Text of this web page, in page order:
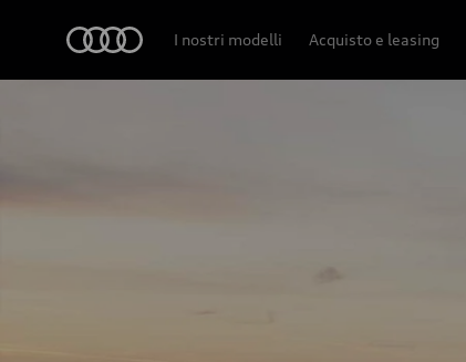
I nostri modelli Acquisto e leasing